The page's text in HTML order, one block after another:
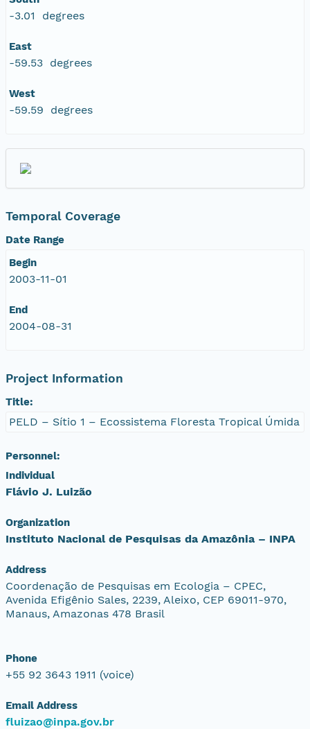
-3.01 degrees
East
-59.53 degrees
West
-59.59 degrees
Temporal Coverage
Date Range
Begin
2003-11-01
End
2004-08-31
Project Information
Title:
PELD – Sítio 1 – Ecossistema Floresta Tropical Úmida
Personnel:
Individual
Flávio J. Luizão
Organization
Instituto Nacional de Pesquisas da Amazônia – INPA
Address
Coordenação de Pesquisas em Ecologia – CPEC,
Avenida Efigênio Sales, 2239, Aleixo, CEP 69011-970,
Manaus, Amazonas 478 Brasil
Phone
+55 92 3643 1911 (voice)
Email Address
fluizao@inpa.gov.br